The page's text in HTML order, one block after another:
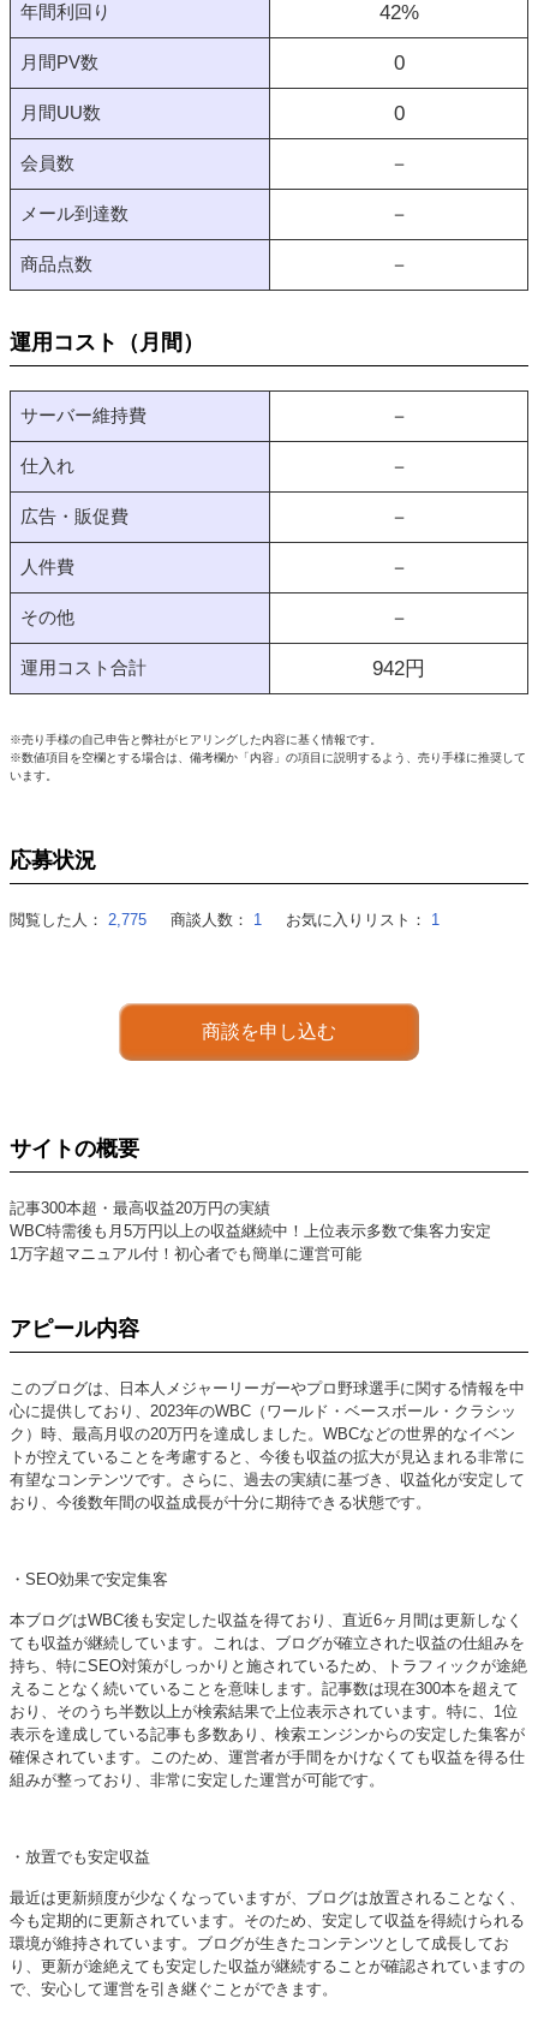
年間利回り 42%
月間PV数 0
月間UU数 0
会員数 －
メール到達数 －
商品点数 －
運用コスト（月間）
サーバー維持費 －
仕入れ －
広告・販促費 －
人件費 －
その他 －
運用コスト合計 942円
※売り手様の自己申告と弊社がヒアリングした内容に基く情報です。
※数値項目を空欄とする場合は、備考欄か「内容」の項目に説明するよう、売り手様に推奨して
います。
応募状況
閲覧した人： 2,775 商談人数： 1 お気に入りリスト： 1
商談を申し込む
サイトの概要
記事300本超・最高収益20万円の実績
WBC特需後も月5万円以上の収益継続中！上位表示多数で集客力安定
1万字超マニュアル付！初心者でも簡単に運営可能
アピール内容
このブログは、日本人メジャーリーガーやプロ野球選手に関する情報を中
心に提供しており、2023年のWBC（ワールド・ベースボール・クラシッ
ク）時、最高月収の20万円を達成しました。WBCなどの世界的なイベン
トが控えていることを考慮すると、今後も収益の拡大が見込まれる非常に
有望なコンテンツです。さらに、過去の実績に基づき、収益化が安定して
おり、今後数年間の収益成長が十分に期待できる状態です。
・SEO効果で安定集客
本ブログはWBC後も安定した収益を得ており、直近6ヶ月間は更新しなく
ても収益が継続しています。これは、ブログが確立された収益の仕組みを
持ち、特にSEO対策がしっかりと施されているため、トラフィックが途絶
えることなく続いていることを意味します。記事数は現在300本を超えて
おり、そのうち半数以上が検索結果で上位表示されています。特に、1位
表示を達成している記事も多数あり、検索エンジンからの安定した集客が
確保されています。このため、運営者が手間をかけなくても収益を得る仕
組みが整っており、非常に安定した運営が可能です。
・放置でも安定収益
最近は更新頻度が少なくなっていますが、ブログは放置されることなく、
今も定期的に更新されています。そのため、安定して収益を得続けられる
環境が維持されています。ブログが生きたコンテンツとして成長してお
り、更新が途絶えても安定した収益が継続することが確認されていますの
で、安心して運営を引き継ぐことができます。